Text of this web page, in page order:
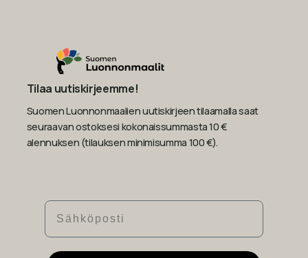
Tilaa uutiskirjeemme!
Suomen Luonnonmaalien uutiskirjeen tilaamalla saat
seuraavan ostoksesi kokonaissummasta 10 €
alennuksen (tilauksen minimisumma 100 €).
Sähköposti